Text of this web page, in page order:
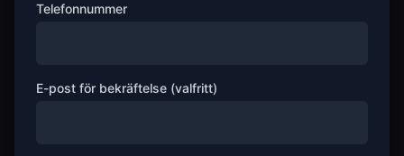
Telefonnummer
E-post för bekräftelse (valfritt)